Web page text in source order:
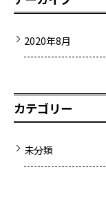
2020年8月
カテゴリー
未分類